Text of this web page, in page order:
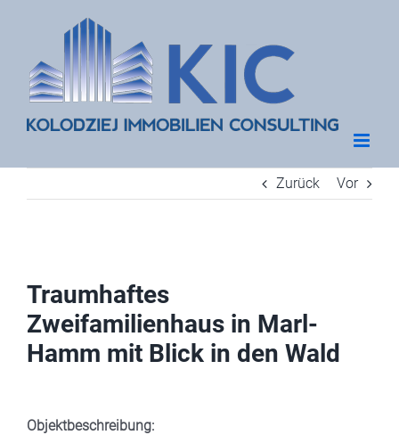
springen
Zurück Vor
Traumhaftes
Zweifamilienhaus in Marl-
Hamm mit Blick in den Wald
Objektbeschreibung: